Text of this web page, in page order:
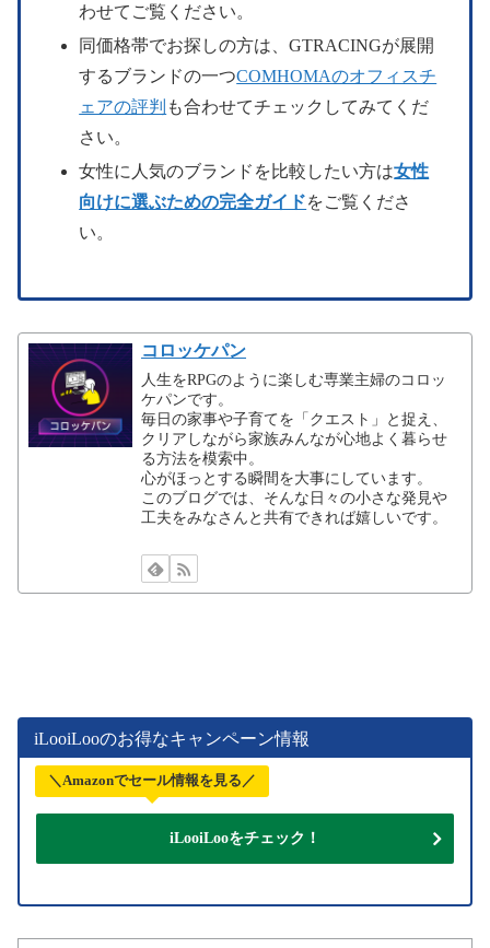
わせてご覧ください。
同価格帯でお探しの方は、GTRACINGが展開
するブランドの一つCOMHOMAのオフィスチ
ェアの評判 も合わせてチェックしてみてくだ
さい。
女性に人気のブランドを比較したい方は女性
向けに選ぶための完全ガイドをご覧くださ
い。
コロッケパン
人生をRPGのように楽しむ専業主婦のコロッ
ケパンです。
毎日の家事や子育てを「クエスト」と捉え、
クリアしながら家族みんなが心地よく暮らせ
る方法を模索中。
心がほっとする瞬間を大事にしています。
このブログでは、そんな日々の小さな発見や
工夫をみなさんと共有できれば嬉しいです。
iLooiLooのお得なキャンペーン情報
＼Amazonでセール情報を見る／
iLooiLooをチェック！